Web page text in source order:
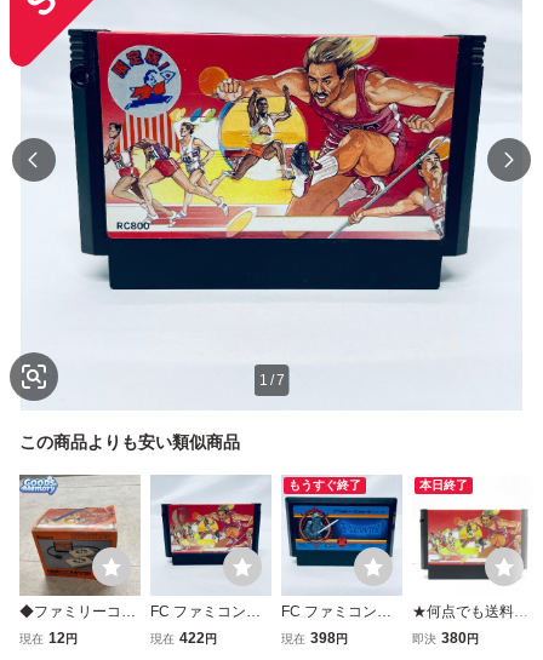
1 /7
この商品よりも安い類似商品
◆ファミリーコン
ピューター/ファミ
現在 12円
FC ファミコンソ
フト ハイパーオリ
現在 422円
もうすぐ終了
FC ファミコンソ
フト ファザナドゥ
現在 398円
本日終了
★何点でも送料１
８５円★ ハイパー
即決 380円